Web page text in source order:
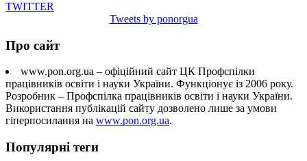
TWITTER
Tweets by ponorgua
Про сайт
www.pon.org.ua – офіційний сайт ЦК Профспілки
працівників освіти і науки України. Функціонує із 2006 року.
Розробник – Профспілка працівників освіти і науки України.
Використання публікацій сайту дозволено лише за умови
гіперпосилання на www.pon.org.ua.
Популярні теги